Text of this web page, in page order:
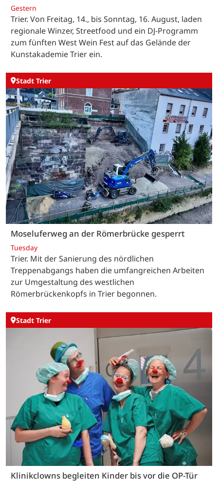
Gestern
Trier. Von Freitag, 14., bis Sonntag, 16. August, laden
regionale Winzer, Streetfood und ein DJ-Programm
zum fünften West Wein Fest auf das Gelände der
Kunstakademie Trier ein.
Stadt Trier
Moseluferweg an der Römerbrücke gesperrt
Tuesday
Trier. Mit der Sanierung des nördlichen
Treppenabgangs haben die umfangreichen Arbeiten
zur Umgestaltung des westlichen
Römerbrückenkopfs in Trier begonnen.
Stadt Trier
Klinikclowns begleiten Kinder bis vor die OP-Tür